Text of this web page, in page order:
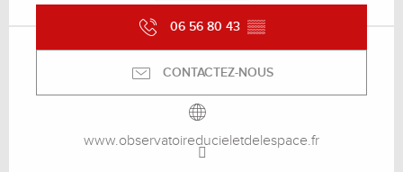
06 56 80 43 ▒▒
CONTACTEZ-NOUS
www.observatoireducieletdelespace.fr